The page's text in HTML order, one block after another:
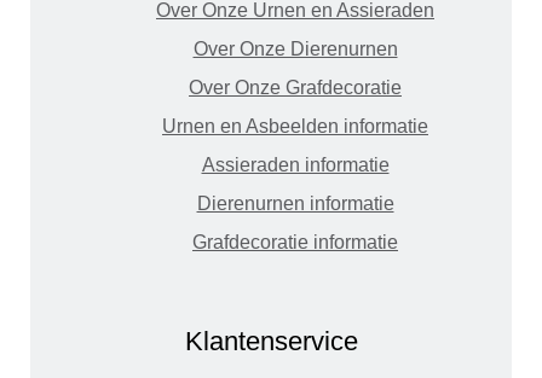
Over Onze Urnen en Assieraden
Over Onze Dierenurnen
Over Onze Grafdecoratie
Urnen en Asbeelden informatie
Assieraden informatie
Dierenurnen informatie
Grafdecoratie informatie
Klantenservice